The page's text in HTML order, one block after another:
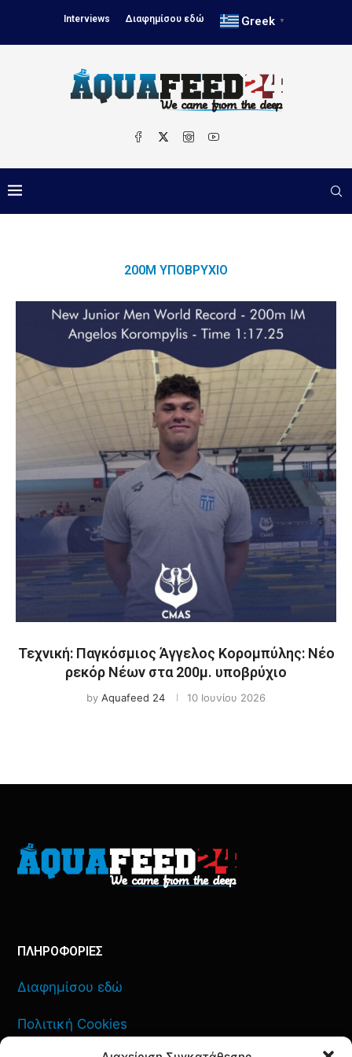
Interviews Διαφημίσου εδώ Greek ▼
200Μ ΥΠΟΒΡΎΧΙΟ
Τεχνική: Παγκόσμιος Άγγελος Κορομπύλης: Νέο
ρεκόρ Νέων στα 200μ. υποβρύχιο
by Aquafeed 24 10 Ιουνίου 2026
ΠΛΗΡΟΦΟΡΙΕΣ
Διαφημίσου εδώ
Πολιτική Cookies